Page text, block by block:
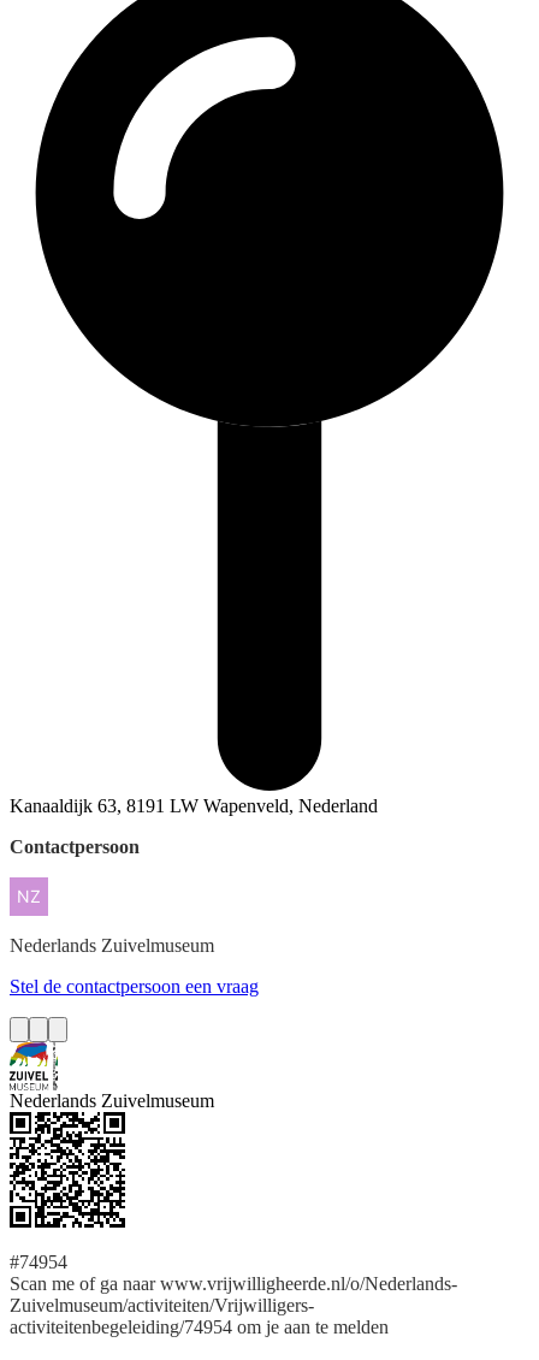
Kanaaldijk 63, 8191 LW Wapenveld, Nederland
Contactpersoon
Nederlands Zuivelmuseum
Stel de contactpersoon een vraag
Nederlands Zuivelmuseum
#74954
Scan me of ga naar www.vrijwilligheerde.nl/o/Nederlands-
Zuivelmuseum/activiteiten/Vrijwilligers-
activiteitenbegeleiding/74954 om je aan te melden